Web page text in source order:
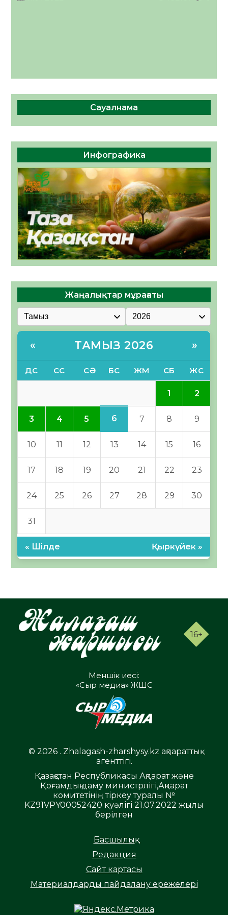
КӨРІНІСІ
Сауалнама
Инфографика
Жаңалықтар мұрағаты
« ТАМЫЗ 2026 »
ДС СС СӘ БС ЖМ СБ ЖС
1 2
3 4 5 6 7 8 9
10 11 12 13 14 15 16
17 18 19 20 21 22 23
24 25 26 27 28 29 30
31
« Шілде Қыркүйек »
16+
Меншік иесі:
«Сыр медиа» ЖШС
© 2026 . Zhalagash-zharshysy.kz ақпараттық
агенттігі.
Қазақстан Республикасы Ақпарат және
Қоғамдық даму министрлігі,Ақпарат
комитетінің тіркеу туралы №
KZ91VPY00052420 куәлігі 21.07.2022 жылы
берілген
Басшылық
Редакция
Сайт картасы
Материалдарды пайдалану ережелері